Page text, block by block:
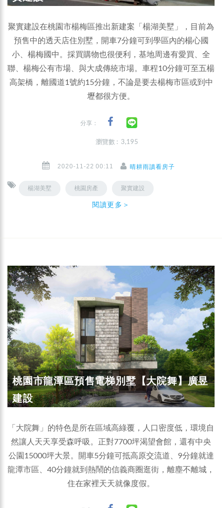
聚實建設在桃園市楊梅區推出新建案「楊湖美墅」，目前為
預售中的透天店住別墅，開車7分鐘可到學區內的楊心國
小、楊梅國中。採買購物也很便利，基地周邊有愛買、全
聯、楊梅公有市場、與大成傳統市場。車程10分鐘可至五楊
高架橋，離國道1號約15分鐘，不論是要去楊梅市區或到中
壢都很方便。
分享：
瀏覽數 : 3,195
2020-11-22 00:11 晴耕雨讀看房子
楊湖美墅 桃園房產 聚實建設
閱讀更多＞
桃園市龍潭區預售電梯別墅【大院舞】廣昱
建設
「大院舞」的特色是所在區域高綠覆，人口密度低，環境自
然讓人天天享受森呼吸。正對7700坪渴望會館，還有中央
公園15000坪大景。開車5分鐘可抵高原交流道、9分鐘就達
龍潭市區、40分鐘就到熱鬧的信義商圈逛街，離塵不離城，
住在家裡天天就像度假。